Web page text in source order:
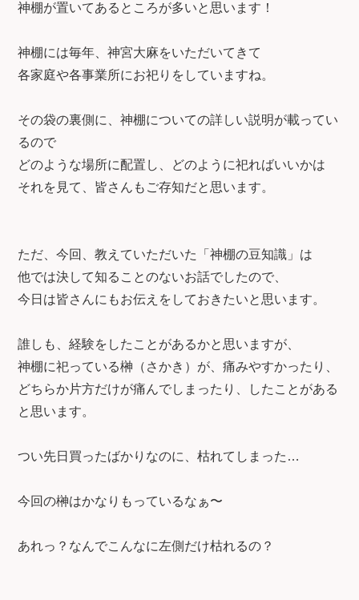
神棚が置いてあるところが多いと思います！
神棚には毎年、神宮大麻をいただいてきて
各家庭や各事業所にお祀りをしていますね。
その袋の裏側に、神棚についての詳しい説明が載ってい
るので
どのような場所に配置し、どのように祀ればいいかは
それを見て、皆さんもご存知だと思います。
ただ、今回、教えていただいた「神棚の豆知識」は
他では決して知ることのないお話でしたので、
今日は皆さんにもお伝えをしておきたいと思います。
誰しも、経験をしたことがあるかと思いますが、
神棚に祀っている榊（さかき）が、痛みやすかったり、
どちらか片方だけが痛んでしまったり、したことがある
と思います。
つい先日買ったばかりなのに、枯れてしまった…
今回の榊はかなりもっているなぁ〜
あれっ？なんでこんなに左側だけ枯れるの？